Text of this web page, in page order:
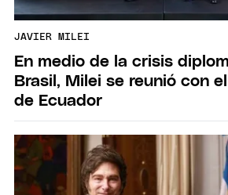
JAVIER MILEI
En medio de la crisis
Brasil, Milei se reunió con
de Ecuador